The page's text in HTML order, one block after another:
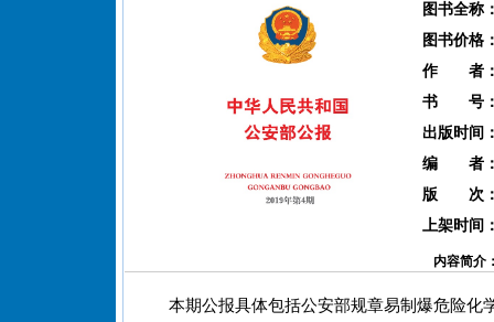
图书全称
图书价格
作 者
书 号
出版时间
编 者
版 次
上架时间
内容简介
本期公报具体包括公安部规章易制爆危险化